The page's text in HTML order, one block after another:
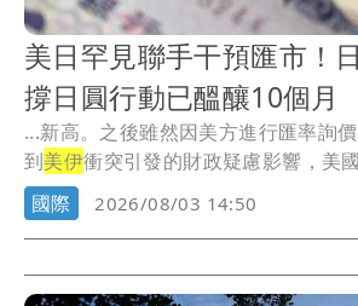
美日罕見聯手干預匯市！
撐日圓行動已醞釀10個月
...新高。之後雖然因美方進行匯率詢
到美伊衝突引發的財政疑慮影響，美
率...
國際 2026/08/03 14:50